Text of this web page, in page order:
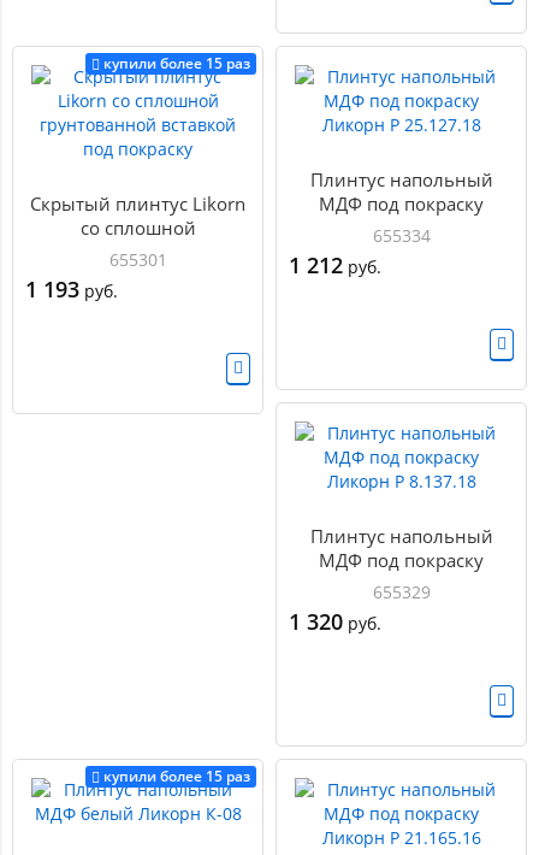
купили более 15 раз
Скрытый плинтус Likorn
со сплошной
грунтованной вставкой
655301
1 193 руб.
Плинтус напольный
МДФ под покраску
Ликорн Р 25.127.18
655334
1 212 руб.
Плинтус напольный
МДФ под покраску
Ликорн Р 8.137.18
655329
1 320 руб.
купили более 15 раз